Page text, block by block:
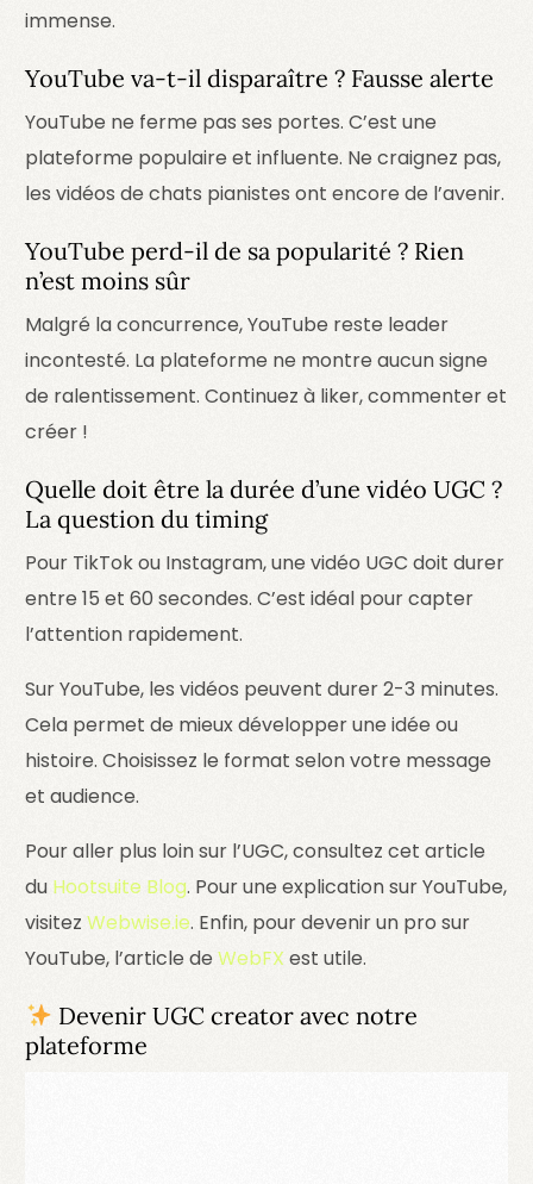
immense.
YouTube va-t-il disparaître ? Fausse alerte
YouTube ne ferme pas ses portes. C’est une
plateforme populaire et influente. Ne craignez pas,
les vidéos de chats pianistes ont encore de l’avenir.
YouTube perd-il de sa popularité ? Rien
n’est moins sûr
Malgré la concurrence, YouTube reste leader
incontesté. La plateforme ne montre aucun signe
de ralentissement. Continuez à liker, commenter et
créer !
Quelle doit être la durée d’une vidéo UGC ?
La question du timing
Pour TikTok ou Instagram, une vidéo UGC doit durer
entre 15 et 60 secondes. C’est idéal pour capter
l’attention rapidement.
Sur YouTube, les vidéos peuvent durer 2-3 minutes.
Cela permet de mieux développer une idée ou
histoire. Choisissez le format selon votre message
et audience.
Pour aller plus loin sur l’UGC, consultez cet article
du Hootsuite Blog. Pour une explication sur YouTube,
visitezWebwise.ie. Enfin, pour devenir un pro sur
YouTube, l’article deWebFX est utile.
Devenir UGC creator avec notre
plateforme